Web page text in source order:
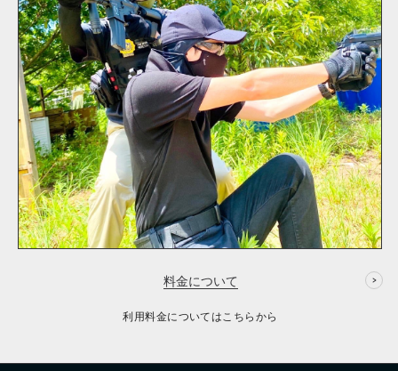
料金について
利用料金についてはこちらから